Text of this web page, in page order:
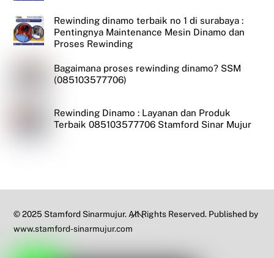
Rewinding dinamo terbaik no 1 di surabaya :
Pentingnya Maintenance Mesin Dinamo dan
Proses Rewinding
Bagaimana proses rewinding dinamo? SSM
(085103577706)
Rewinding Dinamo : Layanan dan Produk
Terbaik 085103577706 Stamford Sinar Mujur
Back
© 2025 Stamford Sinarmujur. All Rights Reserved. Published by
www.stamford-sinarmujur.com